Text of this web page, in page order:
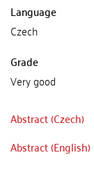
Language
Czech
Grade
Very good
Abstract (Czech)
Abstract (English)